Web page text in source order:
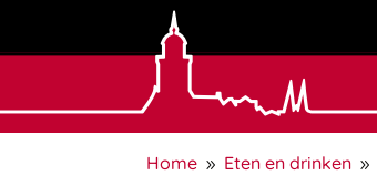
Home 9 Eten en drinken 9